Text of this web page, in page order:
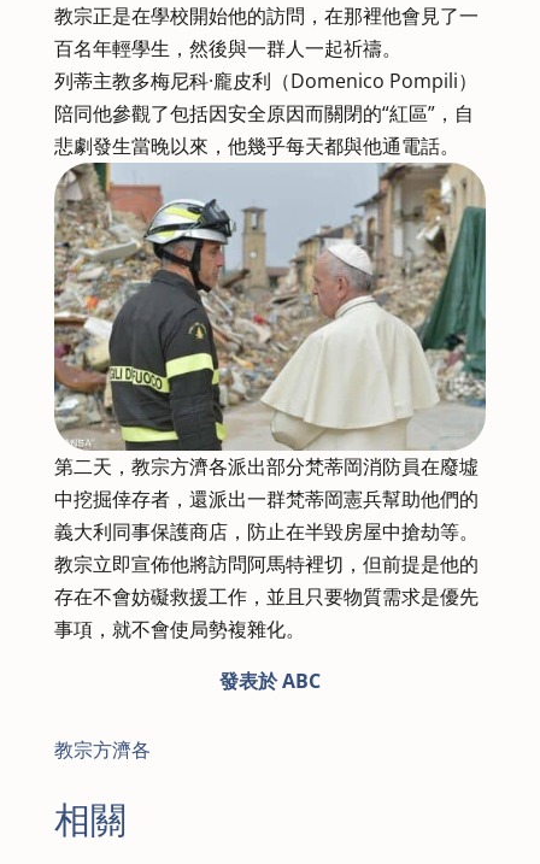
教宗正是在學校開始他的訪問，在那裡他會見了一
百名年輕學生，然後與一群人一起祈禱。
列蒂主教多梅尼科·龐皮利（Domenico Pompili）
陪同他參觀了包括因安全原因而關閉的“紅區”，自
悲劇發生當晚以來，他幾乎每天都與他通電話。
第二天，教宗方濟各派出部分梵蒂岡消防員在廢墟
中挖掘倖存者，還派出一群梵蒂岡憲兵幫助他們的
義大利同事保護商店，防止在半毀房屋中搶劫等。
教宗立即宣佈他將訪問阿馬特裡切，但前提是他的
存在不會妨礙救援工作，並且只要物質需求是優先
事項，就不會使局勢複雜化。
發表於 ABC
教宗方濟各
相關